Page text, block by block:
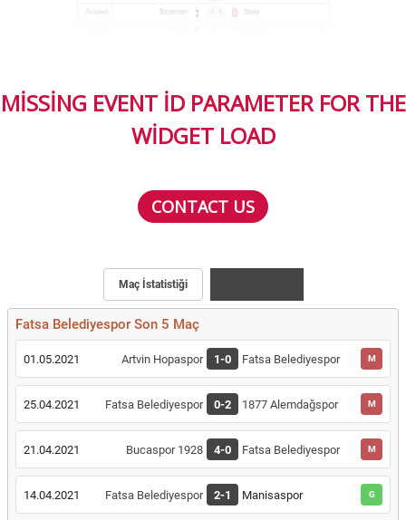
MISSING EVENT ID PARAMETER FOR THE
WIDGET LOAD
CONTACT US
Maç İstatistiği
Fatsa Belediyespor Son 5 Maç
01.05.2021 Artvin Hopaspor 1-0 Fatsa Belediyespor M
25.04.2021 Fatsa Belediyespor 0-2 1877 Alemdağspor M
21.04.2021 Bucaspor 1928 4-0 Fatsa Belediyespor M
14.04.2021 Fatsa Belediyespor 2-1 Manisaspor G